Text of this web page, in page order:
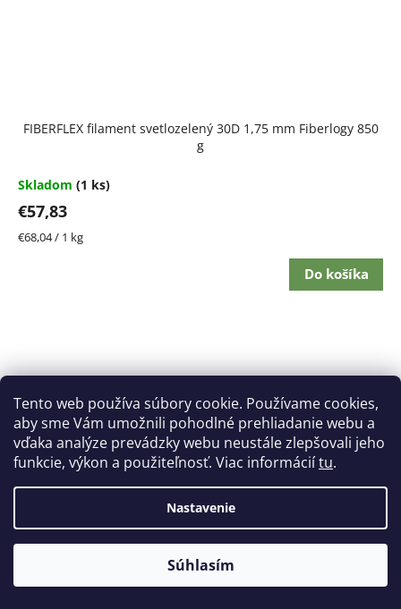
Tento web používa súbory cookie. Používame cookies,
aby sme Vám umožnili pohodlné prehliadanie webu a
vďaka analýze prevádzky webu neustále zlepšovali jeho
funkcie, výkon a použiteľnosť. Viac informáciítu.
Nastavenie
Súhlasím
FIBERFLEX filament svetlozelený 30D 1,75 mm Fiberlogy 850
g
Skladom (1 ks)
€57,83
Jednotková
€68,04 / 1 kg
Do košíka